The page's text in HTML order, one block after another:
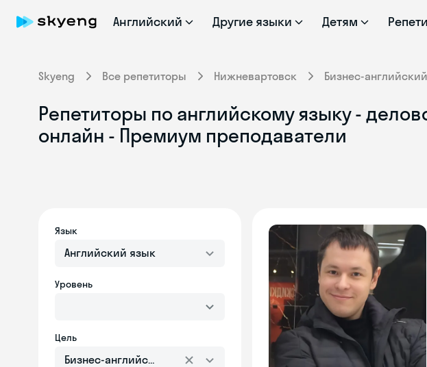
Английский Другие языки Детям
Skyeng Все репетиторы Нижневартовск Бизнес-английский
Репетиторы по английскому языку -
онлайн - Премиум преподаватели
Язык
Английский язык
Уровень
Цель
Бизнес-английский